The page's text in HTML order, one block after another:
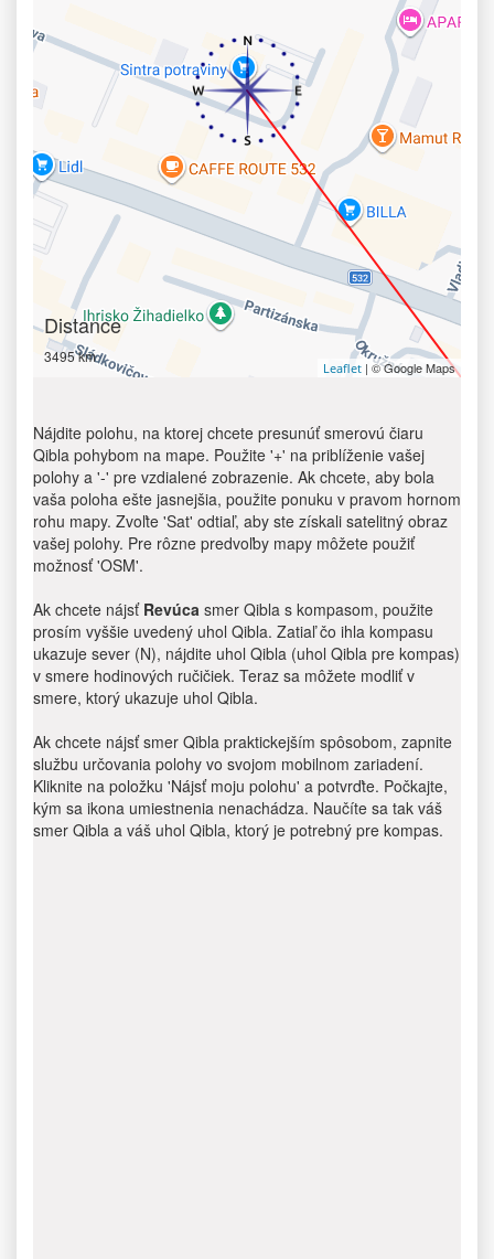
Distance
3495 km
Leaflet | © Google Maps
Nájdite polohu, na ktorej chcete presunúť smerovú čiaru
Qibla pohybom na mape. Použite '+' na priblíženie vašej
polohy a '-' pre vzdialené zobrazenie. Ak chcete, aby bola
vaša poloha ešte jasnejšia, použite ponuku v pravom hornom
rohu mapy. Zvoľte 'Sat' odtiaľ, aby ste získali satelitný obraz
vašej polohy. Pre rôzne predvoľby mapy môžete použiť
možnosť 'OSM'.
Ak chcete nájsť Revúca smer Qibla s kompasom, použite
prosím vyššie uvedený uhol Qibla. Zatiaľ čo ihla kompasu
ukazuje sever (N), nájdite uhol Qibla (uhol Qibla pre kompas)
v smere hodinových ručičiek. Teraz sa môžete modliť v
smere, ktorý ukazuje uhol Qibla.
Ak chcete nájsť smer Qibla praktickejším spôsobom, zapnite
službu určovania polohy vo svojom mobilnom zariadení.
Kliknite na položku 'Nájsť moju polohu' a potvrďte. Počkajte,
kým sa ikona umiestnenia nenachádza. Naučíte sa tak váš
smer Qibla a váš uhol Qibla, ktorý je potrebný pre kompas.